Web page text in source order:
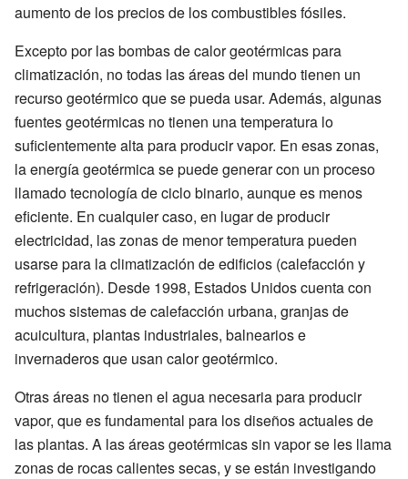
aumento de los precios de los combustibles fósiles.
Excepto por las bombas de calor geotérmicas para
climatización, no todas las áreas del mundo tienen un
recurso geotérmico que se pueda usar. Además, algunas
fuentes geotérmicas no tienen una temperatura lo
suficientemente alta para producir vapor. En esas zonas,
la energía geotérmica se puede generar con un proceso
llamado tecnología de ciclo binario, aunque es menos
eficiente. En cualquier caso, en lugar de producir
electricidad, las zonas de menor temperatura pueden
usarse para la climatización de edificios (calefacción y
refrigeración). Desde 1998, Estados Unidos cuenta con
muchos sistemas de calefacción urbana, granjas de
acuicultura, plantas industriales, balnearios e
invernaderos que usan calor geotérmico.
Otras áreas no tienen el agua necesaria para producir
vapor, que es fundamental para los diseños actuales de
las plantas. A las áreas geotérmicas sin vapor se les llama
zonas de rocas calientes secas, y se están investigando